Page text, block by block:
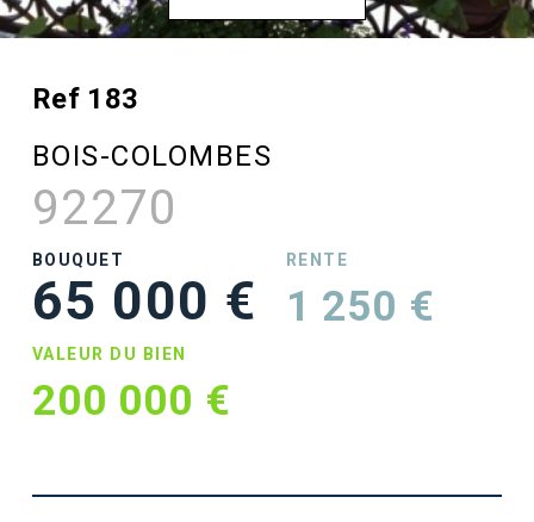
Ref 183
BOIS-COLOMBES
92270
BOUQUET
65 000 €
RENTE
1 250 €
VALEUR DU BIEN
200 000 €